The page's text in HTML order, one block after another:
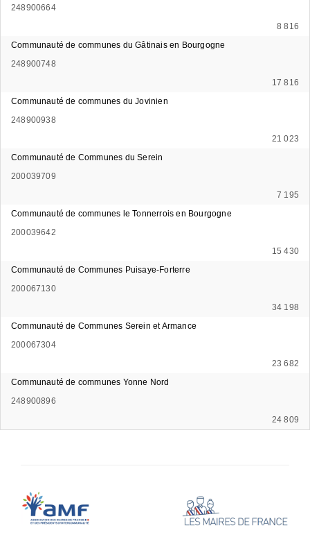
248900664
8 816
Communauté de communes du Gâtinais en Bourgogne
248900748
17 816
Communauté de communes du Jovinien
248900938
21 023
Communauté de Communes du Serein
200039709
7 195
Communauté de communes le Tonnerrois en Bourgogne
200039642
15 430
Communauté de Communes Puisaye-Forterre
200067130
34 198
Communauté de Communes Serein et Armance
200067304
23 682
Communauté de communes Yonne Nord
248900896
24 809